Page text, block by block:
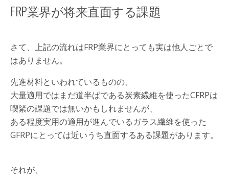
FRP業界が将来直面する課題
さて、上記の流れはFRP業界にとっても実は他人ごとで
はありません。
先進材料といわれているものの、
大量適用ではまだ道半ばである炭素繊維を使ったCFRPは
喫緊の課題では無いかもしれませんが、
ある程度実用の適用が進んでいるガラス繊維を使った
GFRPにとっては近いうち直面するある課題があります。
それが、